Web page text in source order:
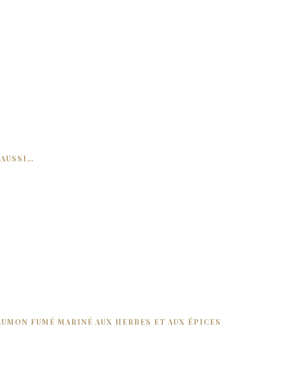
FUMÉ MARINÉ AUX HERBES ET AUX ÉPICES